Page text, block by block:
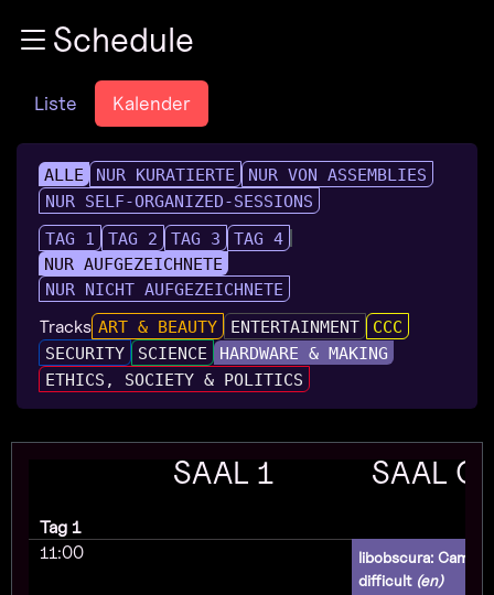
Zum InhaltSchedule
Liste Kalender
ALLE NUR KURATIERTE
NUR VON ASSEMBLIES
NUR SELF-ORGANIZED-SESSIONS
TAG 1
TAG 2 TAG 3
TAG 4
NUR AUFGEZEICHNETE
NUR NICHT AUFGEZEICHNETE
Tracks ART & BEAUTY ENTERTAINMENT
CCC
SECURITY
SCIENCE
HARDWARE & MAKING
ETHICS, SOCIETY & POLITICS
Tag 1
11:00
SAAL 1 SAAL
libobscura:
difficult (en)